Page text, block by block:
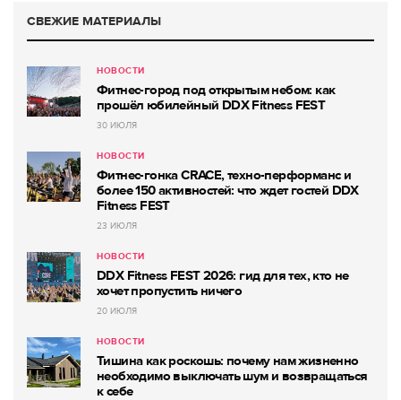
СВЕЖИЕ МАТЕРИАЛЫ
НОВОСТИ
Фитнес-город под открытым небом: как
прошёл юбилейный DDX Fitness FEST
30 ИЮЛЯ
НОВОСТИ
Фитнес-гонка CRACE, техно-перформанс и
более 150 активностей: что ждет гостей DDX
Fitness FEST
23 ИЮЛЯ
НОВОСТИ
DDX Fitness FEST 2026: гид для тех, кто не
хочет пропустить ничего
20 ИЮЛЯ
НОВОСТИ
Тишина как роскошь: почему нам жизненно
необходимо выключать шум и возвращаться
к себе